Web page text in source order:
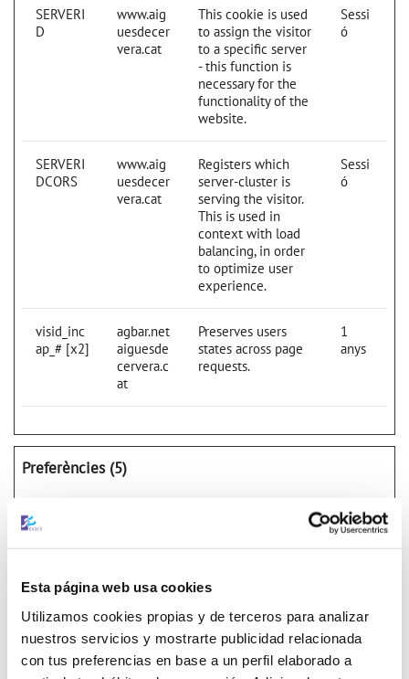
Esta página web usa cookies
Utilizamos cookies propias y de terceros para analizar
nuestros servicios y mostrarte publicidad relacionada
con tus preferencias en base a un perfil elaborado a
SERVERI
D
www.aig
uesdecer
vera.cat
This cookie is used
to assign the visitor
to a specific server
- this function is
necessary for the
functionality of the
website.
Sessi
ó
SERVERI
DCORS
www.aig
uesdecer
vera.cat
Registers which
server-cluster is
serving the visitor.
This is used in
context with load
balancing, in order
to optimize user
experience.
Sessi
ó
visid_inc
ap_# [x2]
agbar.net
aiguesde
cervera.c
at
Preserves users
states across page
requests.
1
anys
Preferències (5)
Les cookies de preferència permeten recordar al lloc
web tota aquella informació relacionada amb la forma
en la que canvia; la manera en què es comporta la
regió on es troba.